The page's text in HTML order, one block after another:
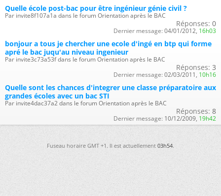
Quelle école post-bac pour être ingénieur génie civil ?
Par invite8f107a1a dans le forum Orientation après le BAC
Réponses: 0
Dernier message: 04/01/2012, 16h03
bonjour a tous je chercher une ecole d'ingé en btp qui forme
apré le bac juqu'au niveau ingenieur
Par invite3c73a53f dans le forum Orientation après le BAC
Réponses: 3
Dernier message: 02/03/2011, 10h16
Quelle sont les chances d'integrer une classe préparatoire aux
grandes écoles avec un bac STI
Par invite4dac37a2 dans le forum Orientation après le BAC
Réponses: 8
Dernier message: 10/12/2009, 19h42
Fuseau horaire GMT +1. Il est actuellement03h54.